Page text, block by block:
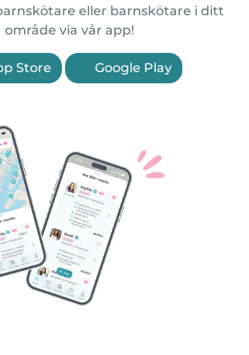
eller barnskötare i ditt
område via vår app!
Store Google Play